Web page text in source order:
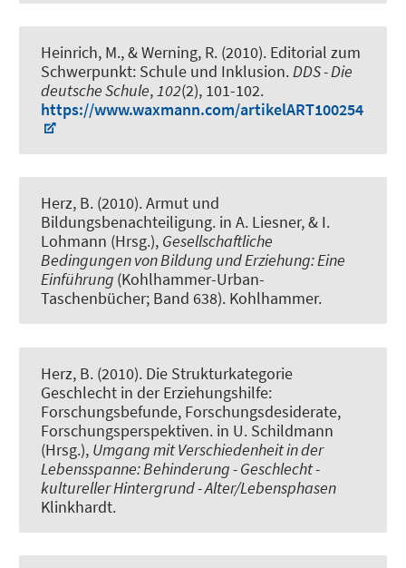
Heinrich, M., & Werning, R. (2010). Editorial zum
Schwerpunkt: Schule und Inklusion.DDS - Die
deutsche Schule,102(2), 101-102.
https://www.waxmann.com/artikelART100254
Herz, B. (2010).Armut und
Bildungsbenachteiligung. in A. Liesner, & I.
Lohmann (Hrsg.), Gesellschaftliche
Bedingungen von Bildung und Erziehung: Eine
Einführung (Kohlhammer-Urban-
Taschenbücher; Band 638). Kohlhammer.
Herz, B. (2010). Die Strukturkategorie
Geschlecht in der Erziehungshilfe:
Forschungsbefunde, Forschungsdesiderate,
Forschungsperspektiven. in U. Schildmann
(Hrsg.), Umgang mit Verschiedenheit in der
Lebensspanne: Behinderung - Geschlecht -
kultureller Hintergrund - Alter/Lebensphasen
Klinkhardt.